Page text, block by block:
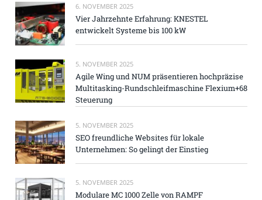
6. NOVEMBER 2025
Vier Jahrzehnte Erfahrung: KNESTEL
entwickelt Systeme bis 100 kW
5. NOVEMBER 2025
Agile Wing und NUM präsentieren hochpräzise
Multitasking-Rundschleifmaschine Flexium+68
Steuerung
5. NOVEMBER 2025
SEO freundliche Websites für lokale
Unternehmen: So gelingt der Einstieg
5. NOVEMBER 2025
Modulare MC 1000 Zelle von RAMPF